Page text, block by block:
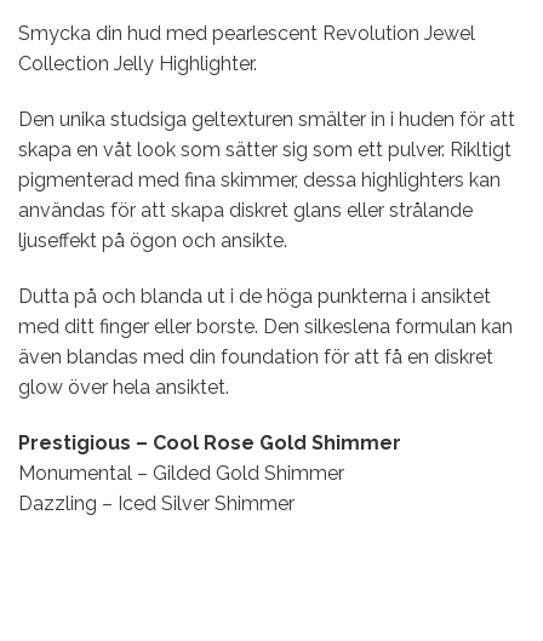
Smycka din hud med pearlescent Revolution Jewel
Collection Jelly Highlighter.
Den unika studsiga geltexturen smälter in i huden för att
skapa en våt look som sätter sig som ett pulver. Rikltigt
pigmenterad med fina skimmer, dessa highlighters kan
användas för att skapa diskret glans eller strålande
ljuseffekt på ögon och ansikte.
Dutta på och blanda ut i de höga punkterna i ansiktet
med ditt finger eller borste. Den silkeslena formulan kan
även blandas med din foundation för att få en diskret
glow över hela ansiktet.
Prestigious – Cool Rose Gold Shimmer
Monumental – Gilded Gold Shimmer
Dazzling – Iced Silver Shimmer